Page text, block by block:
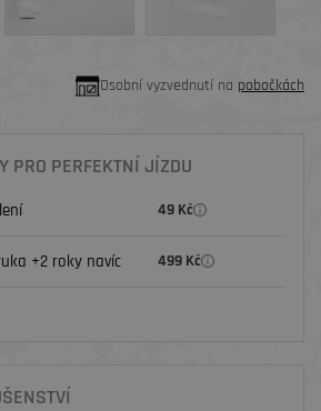
Osobní vyzvednutí na pobočkách
PRO PERFEKTNÍ JÍZDU
49 Kč
+2 roky navíc 499 Kč